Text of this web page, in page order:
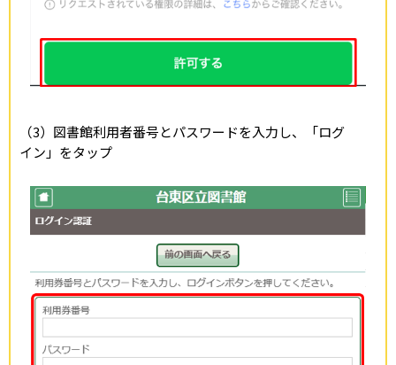
（3）図書館利用者番号とパスワードを入力し、「ログ
イン」をタップ